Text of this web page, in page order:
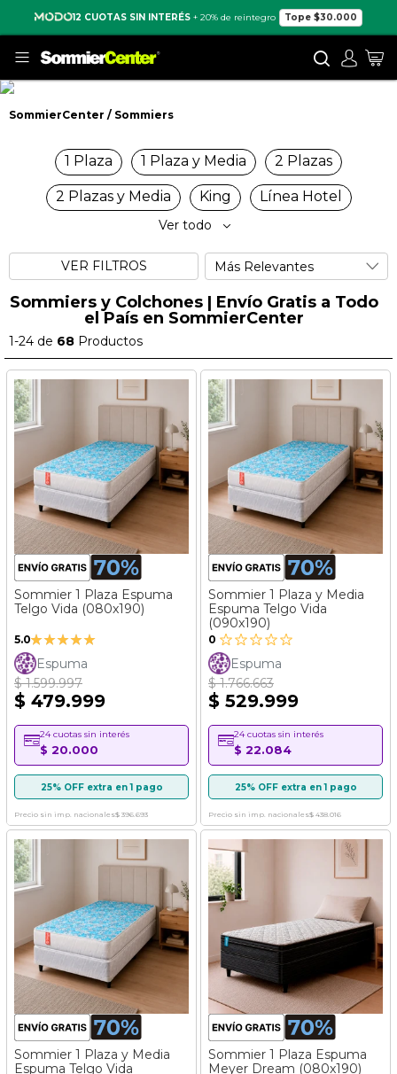
12 CUOTAS SIN INTERÉS+ 20% de reintegro Tope $30.000
Buscar
SommierCenter Sommiers
Sommiers
1 Plaza 1 Plaza y Media 2 Plazas
2 Plazas y Media King Línea Hotel
Ver todo
VER FILTROS
Sommiers y Colchones | Envío Gratis a Todo
el País en SommierCenter
1-24 de 68 Productos
Sommier 1 Plaza Espuma
Telgo Vida (080x190)
5.0Valoración:
100%
Espuma
$ 1.599.997
$ 479.999
24 cuotas sin interés
$ 20.000
25% OFF extra en 1 pago
Precio sin imp. nacionales$ 396.693
Sommier 1 Plaza y Media
Espuma Telgo Vida
(090x190)
0
Espuma
$ 1.766.663
$ 529.999
24 cuotas sin interés
$ 22.084
25% OFF extra en 1 pago
Precio sin imp. nacionales$ 438.016
Sommier 1 Plaza y Media
Espuma Telgo Vida
Sommier 1 Plaza Espuma
Meyer Dream (080x190)